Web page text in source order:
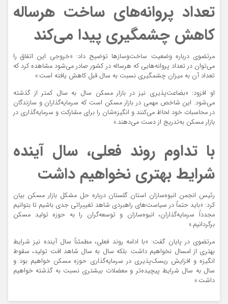
تعداد پروانه‌های ساخت هرساله
کاهش چشمگیری پیدا می‌کند
مرتضوی درباره وضعیت ساخت‌وسازها توضیح داد:‌ «خروجی این اتفاق را
می‌توان در تعداد پروانه‌هایی که هرساله در کشور صادر می‌شود مشاهده کرد که
تعداد آن به میزان چشمگیری نسبت به سال قبل کاهش یافته است.»
او افزود: «بضاعت‌پذیری نیز در بازار مسکن سال به سال کمتر از گذشته
می‌شود. این شاخص مهمی در بازار مسکن است که سرمایه‌گذاران و سازندگان
در محاسبات خود لحاظ می‌کنند و انگیزه‌شان را برای مشارکت و سرمایه‌گذاری در
بازار مسکن به‌تدریج از دست می‌دهند.»
با تداوم روند فعلی، سال آینده
شرایط بهتری نخواهیم داشت
رئیس انجمن انبوه‌سازان استان گلستان درباره حل مشکل بازار مسکن بیان
کرد:‌ «باید حتماً در سیاست‌های راهبردی شاهد تغییراتی جدی باشیم تا بتوانیم
مجدداً سرمایه‌گذاران، انبوه‌سازان و توسعه‌گران را به حوزه تولید مسکن
برگردانیم.»
مرتضوی در پایان گفت: «با ادامه روند فعلی، مطمئناً سال آینده نیز شرایط
بهتری از امسال نخواهیم داشت. بلکه سال به سال شاهد افت تولید، سقوط
انگیزه و افزایش ریسک‌پذیری در سرمایه‌گذاری حوزه مسکن خواهیم بود و
سال به سال شرایط پیچیده‌تر و معضلات بیشتری نسبت به گذشته خواهیم
داشت.»